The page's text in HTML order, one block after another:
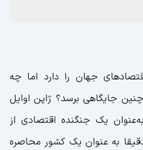
جهان را دارد اما چه
جایگاهی برسد؟ ژاپن اوایل
را به‌عنوان یک جنگنده اقتصادی از
به عنوان یک کشور محاصره